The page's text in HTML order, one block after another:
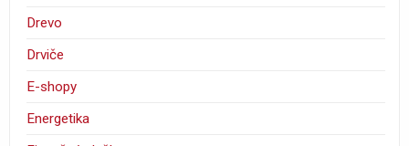
Drevo
Drviče
E-shopy
Energetika